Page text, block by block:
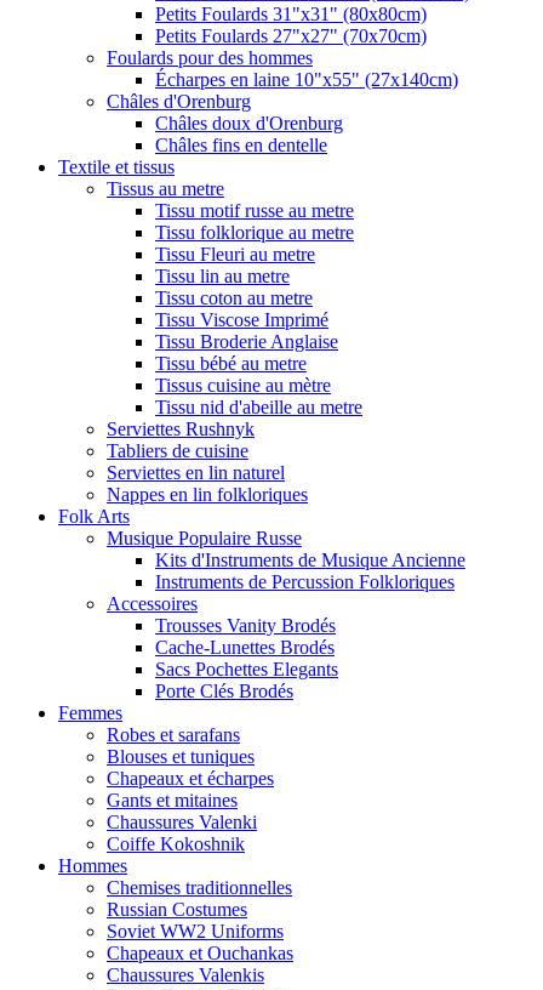
Petits Foulards 31"x31" (80x80cm)
Petits Foulards 27"x27" (70x70cm)
Foulards pour des hommes
Écharpes en laine 10"x55" (27x140cm)
Châles d'Orenburg
Châles doux d'Orenburg
Châles fins en dentelle
Textile et tissus
Tissus au metre
Tissu motif russe au metre
Tissu folklorique au metre
Tissu Fleuri au metre
Tissu lin au metre
Tissu coton au metre
Tissu Viscose Imprimé
Tissu Broderie Anglaise
Tissu bébé au metre
Tissus cuisine au mètre
Tissu nid d'abeille au metre
Serviettes Rushnyk
Tabliers de cuisine
Serviettes en lin naturel
Nappes en lin folkloriques
Folk Arts
Musique Populaire Russe
Kits d'Instruments de Musique Ancienne
Instruments de Percussion Folkloriques
Accessoires
Trousses Vanity Brodés
Cache-Lunettes Brodés
Sacs Pochettes Elegants
Porte Clés Brodés
Femmes
Robes et sarafans
Blouses et tuniques
Chapeaux et écharpes
Gants et mitaines
Chaussures Valenki
Coiffe Kokoshnik
Hommes
Chemises traditionnelles
Russian Costumes
Soviet WW2 Uniforms
Chapeaux et Ouchankas
Chaussures Valenkis